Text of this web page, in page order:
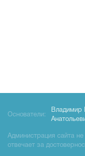
Основатели:
Владимир
Администрация сайта
отвечает за